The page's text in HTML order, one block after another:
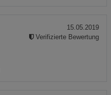
15.05.2019
Verifizierte Bewertung